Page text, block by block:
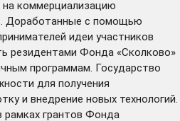
коммерциализацию
Доработанные с помощью
идеи участников
резидентами Фонда «Сколково»
программам. Государство
для получения
и внедрение новых технологий.
рамках грантов Фонда